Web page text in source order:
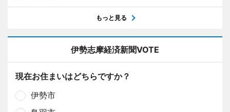
もっと見る
伊勢志摩経済新聞VOTE
現在お住まいはどちらですか？
伊勢市